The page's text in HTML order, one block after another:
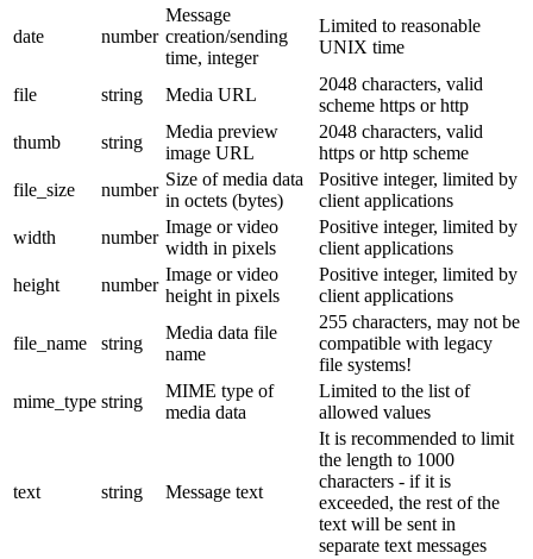
date number
Message
creation/sending
time, integer
Limited to reasonable
UNIX time
file string Media URL
2048 characters, valid
scheme https or http
thumb
string
Media preview
image URL
2048 characters, valid
https or http scheme
file_size
number
Size of media data
in octets (bytes)
Positive integer, limited by
client applications
width
number
Image or video
width in pixels
Positive integer, limited by
client applications
height
number
Image or video
height in pixels
Positive integer, limited by
client applications
file_name string
Media data file
name
255 characters, may not be
compatible with legacy
file systems!
mime_type string
MIME type of
media data
Limited to the list of
allowed values
text string Message text
It is recommended to limit
the length to 1000
characters - if it is
exceeded, the rest of the
text will be sent in
separate text messages